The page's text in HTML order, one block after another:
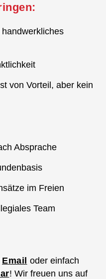
von Vorteil, aber kein
Absprache
im Freien
Team
Email oder einfach
! Wir freuen uns auf